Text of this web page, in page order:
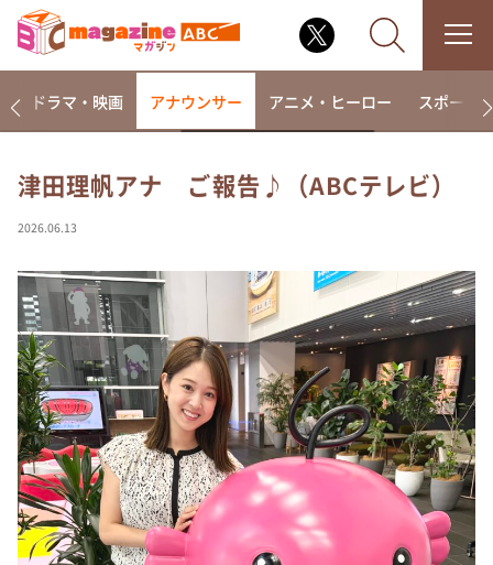
これ余談なんですけど・・・
～人生密着トークバラエティ！～ やすとものいたっ
て真剣です
探偵！ナイトスクープ
news おかえり
河合＆A.B.C-Z塚田×福井アナ「なんでやねん！？」
（news おかえり）
DAIGOも台所 ～きょうの献立 何にする？～
本日はダイアンなり！シーズン２
ドラマ・映画 アナウンサー アニメ・ヒーロー スポーツ
津田理帆アナ ご報告♪（ABCテレビ）
2026.06.13